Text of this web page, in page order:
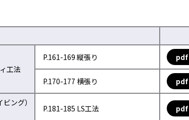
工法
P.161-169 縦張り pdf
P.170-177 横張り pdf
ング）
P.181-185 LS工法 pdf